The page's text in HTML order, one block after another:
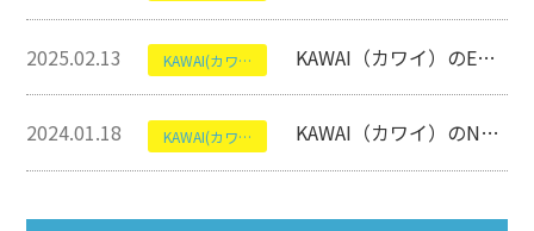
2025.02.13 KAWAI(カワイ) KAWAI（カワイ）のES920について【電子ピアノ】
2024.01.18 KAWAI(カワイ) KAWAI（カワイ）のNV5Sについて【電子ピアノ】